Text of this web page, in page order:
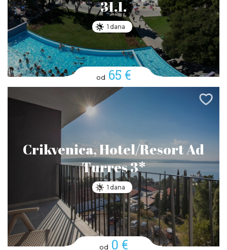
31.1.
1 dana
od 65 €
Crikvenica, Hotel/Resort Ad
Turres 3*
1 dana
od 0 €